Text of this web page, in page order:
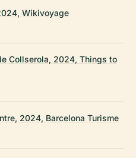
Wikivoyage
Collserola, 2024, Things to
2024, Barcelona Turisme